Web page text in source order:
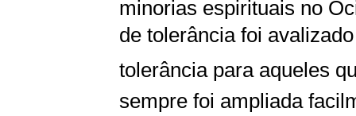
minorias espirituais no
de tolerância foi
tolerância para aqueles
sempre foi ampliada